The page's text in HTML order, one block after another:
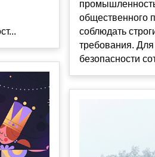
общественного
соблюдать
требования.
безопасности